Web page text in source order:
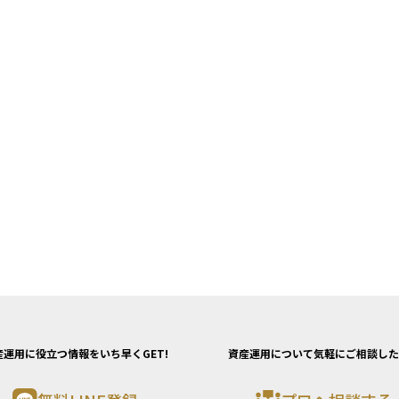
運用に役立つ情報をいち早くGET! 資産運用について気軽にご相談し